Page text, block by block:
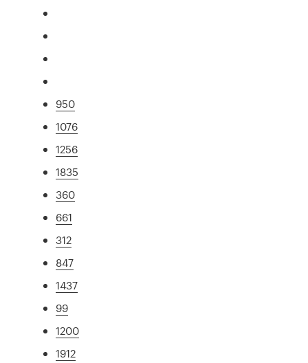
950
1076
1256
1835
360
661
312
847
1437
99
1200
1912